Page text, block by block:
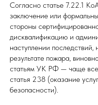
Согласно статье 7.22.1
заключение или
стороны
дисквалификацию и
наступлении
результате пожара,
статьям УК РФ — чаще
статья 238 (оказание
безопасности).